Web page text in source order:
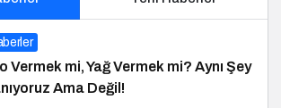
Vermek mi, Yağ Vermek mi? Aynı Şey
Ama Değil!